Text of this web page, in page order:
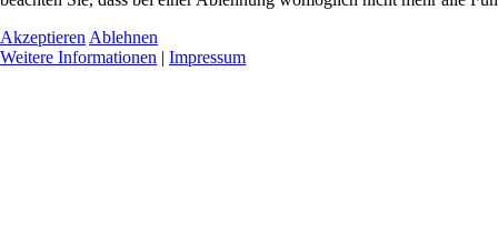
Akzeptieren Ablehnen
Weitere Informationen | Impressum